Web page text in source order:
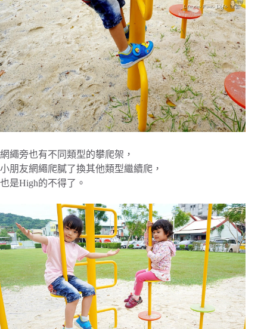
網繩旁也有不同類型的攀爬架，
小朋友網繩爬膩了換其他類型繼續爬，
也是High的不得了。